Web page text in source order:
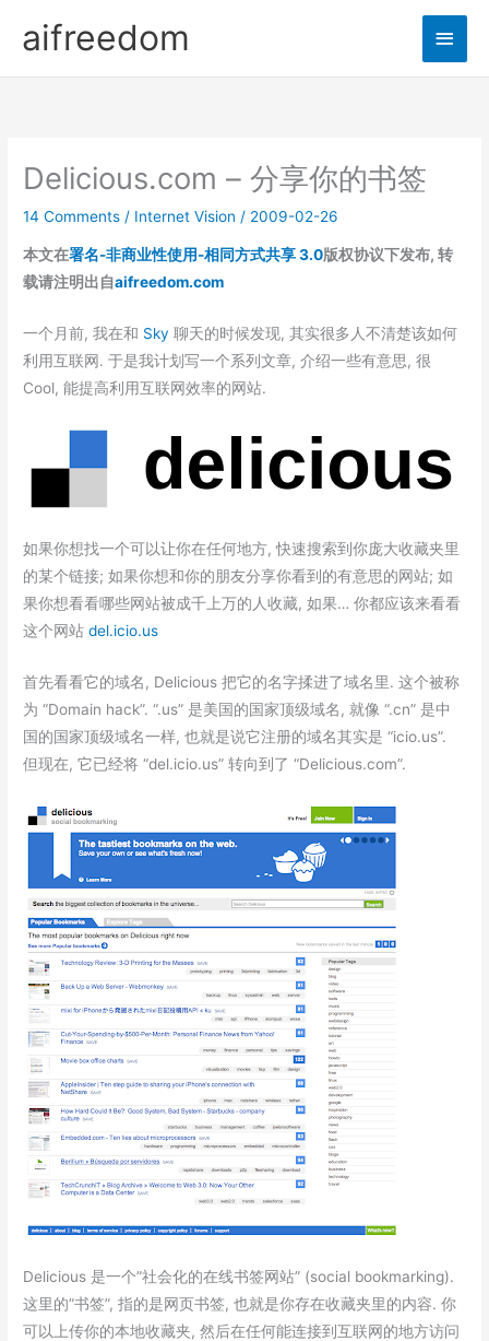
aifreedom
Main
Delicious.com – 分享你的书签
14 Comments / Internet Vision / 2009-02-26
本文在署名-非商业性使用-相同方式共享 3.0版权协议下发布, 转
载请注明出自aifreedom.com
一个月前, 我在和 Sky 聊天的时候发现, 其实很多人不清楚该如何
利用互联网. 于是我计划写一个系列文章, 介绍一些有意思, 很
Cool, 能提高利用互联网效率的网站.
如果你想找一个可以让你在任何地方, 快速搜索到你庞大收藏夹里
的某个链接; 如果你想和你的朋友分享你看到的有意思的网站; 如
果你想看看哪些网站被成千上万的人收藏, 如果… 你都应该来看看
这个网站del.icio.us
首先看看它的域名, Delicious 把它的名字揉进了域名里. 这个被称
为 “Domain hack”. “.us” 是美国的国家顶级域名, 就像 “.cn” 是中
国的国家顶级域名一样, 也就是说它注册的域名其实是 “icio.us”.
但现在, 它已经将 “del.icio.us” 转向到了 “Delicious.com”.
Delicious 是一个”社会化的在线书签网站” (social bookmarking).
这里的”书签”, 指的是网页书签, 也就是你存在收藏夹里的内容. 你
可以上传你的本地收藏夹, 然后在任何能连接到互联网的地方访问